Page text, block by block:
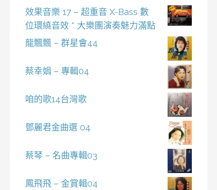
效果音樂 17 – 超重音 X-Bass 數
位環繞音效 * 大樂團演奏魅力滿點
龍飄飄 – 群星會44
蔡幸娟 – 專輯04
咱的歌14台灣歌
鄧麗君金曲選 04
蔡琴 – 名曲專輯03
鳳飛飛 – 金賞輯04